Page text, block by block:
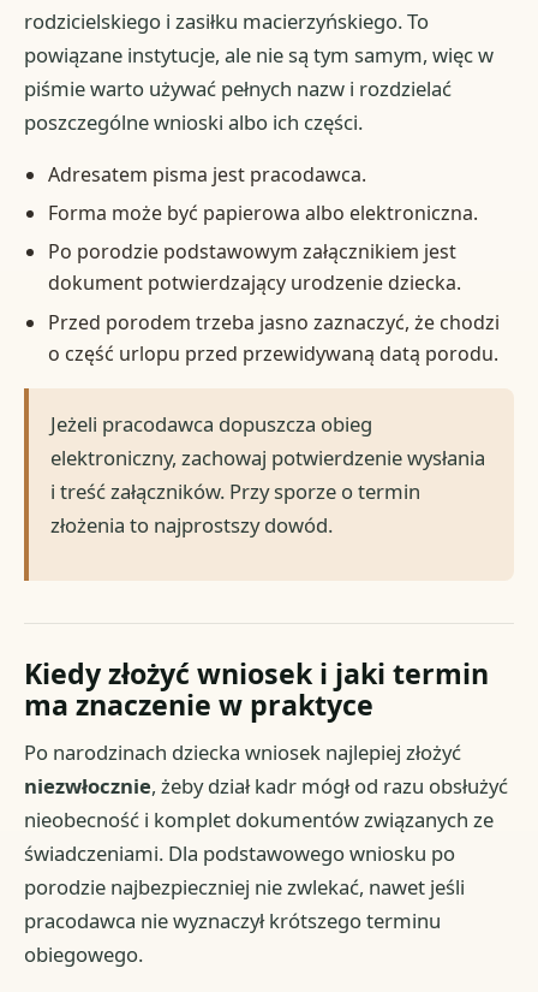
rodzicielskiego i zasiłku macierzyńskiego. To
powiązane instytucje, ale nie są tym samym, więc w
piśmie warto używać pełnych nazw i rozdzielać
poszczególne wnioski albo ich części.
Adresatem pisma jest pracodawca.
Forma może być papierowa albo elektroniczna.
Po porodzie podstawowym załącznikiem jest
dokument potwierdzający urodzenie dziecka.
Przed porodem trzeba jasno zaznaczyć, że chodzi
o część urlopu przed przewidywaną datą porodu.
Jeżeli pracodawca dopuszcza obieg
elektroniczny, zachowaj potwierdzenie wysłania
i treść załączników. Przy sporze o termin
złożenia to najprostszy dowód.
Kiedy złożyć wniosek i jaki termin
ma znaczenie w praktyce
Po narodzinach dziecka wniosek najlepiej złożyć
niezwłocznie, żeby dział kadr mógł od razu obsłużyć
nieobecność i komplet dokumentów związanych ze
świadczeniami. Dla podstawowego wniosku po
porodzie najbezpieczniej nie zwlekać, nawet jeśli
pracodawca nie wyznaczył krótszego terminu
obiegowego.